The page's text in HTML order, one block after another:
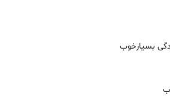
بسیارخوب